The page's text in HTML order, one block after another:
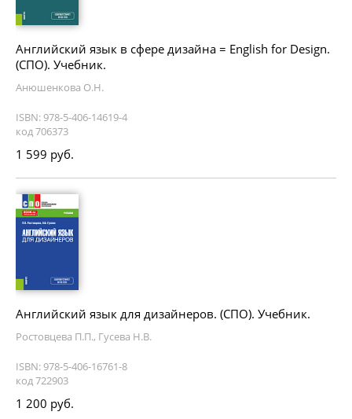
Английский язык в сфере дизайна = English for Design.
(СПО). Учебник.
Анюшенкова О.Н.
ISBN: 978-5-406-14619-4
код 706373
1 599 руб.
Английский язык для дизайнеров. (СПО). Учебник.
Ростовцева П.П., Гусева Н.В.
ISBN: 978-5-406-16761-8
код 722903
1 200 руб.